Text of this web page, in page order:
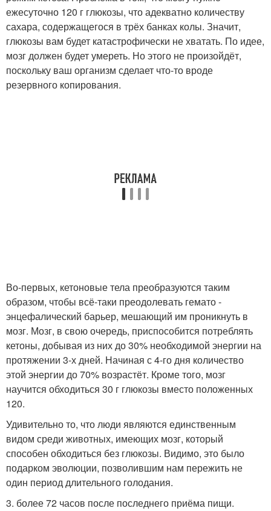
ежесуточно 120 г глюкозы, что адекватно количеству
сахара, содержащегося в трёх банках колы. Значит,
глюкозы вам будет катастрофически не хватать. По идее,
мозг должен будет умереть. Но этого не произойдёт,
поскольку ваш организм сделает что-то вроде
резервного копирования.
Во-первых, кетоновые тела преобразуются таким
образом, чтобы всё-таки преодолевать гемато -
энцефалический барьер, мешающий им проникнуть в
мозг. Мозг, в свою очередь, приспособится потреблять
кетоны, добывая из них до 30% необходимой энергии на
протяжении 3-х дней. Начиная с 4-го дня количество
этой энергии до 70% возрастёт. Кроме того, мозг
научится обходиться 30 г глюкозы вместо положенных
120.
Удивительно то, что люди являются единственным
видом среди животных, имеющих мозг, который
способен обходиться без глюкозы. Видимо, это было
подарком эволюции, позволившим нам пережить не
один период длительного голодания.
3. более 72 часов после последнего приёма пищи.